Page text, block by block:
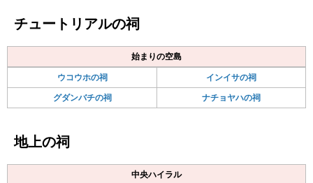
チュートリアルの祠
始まりの空島
ウコウホの祠
インイサの祠
グダンバチの祠
ナチョヤハの祠
地上の祠
中央ハイラル